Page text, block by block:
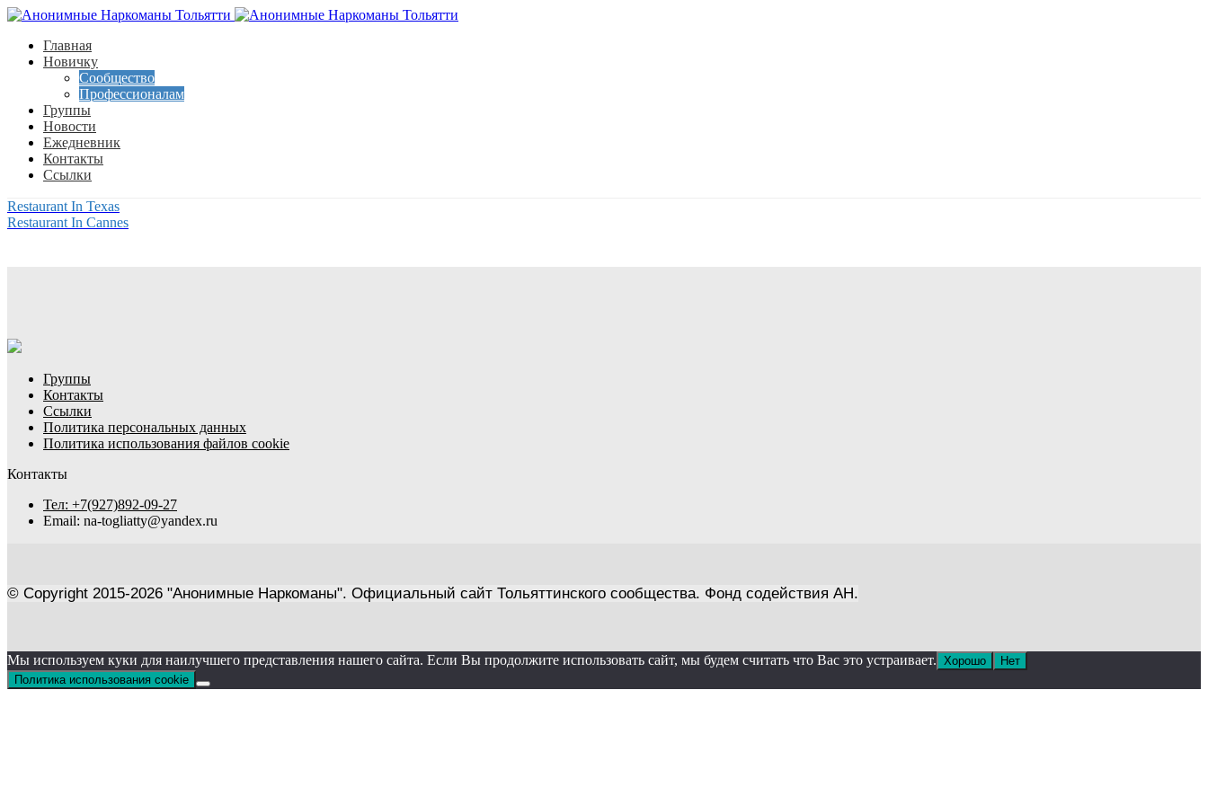
Главная
Новичку
Сообщество
Профессионалам
Группы
Новости
Ежедневник
Контакты
Ссылки
Restaurant In Texas
Restaurant In Cannes
Группы
Контакты
Ссылки
Политика персональных данных
Политика использования файлов cookie
Контакты
Тел: +7(927)892-09-27
Email: na-togliatty@yandex.ru
© Copyright 2015-2026 "Анонимные Наркоманы". Официальный сайт Тольяттинского сообщества. Фонд содействия АН.
Мы используем куки для наилучшего представления нашего сайта. Если Вы продолжите использовать сайт, мы будем считать что Вас это устраивает. Хорошо
Нет
Политика использования cookie